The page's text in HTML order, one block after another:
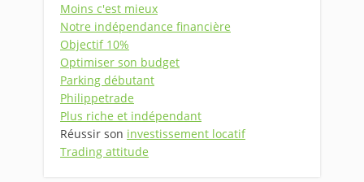
Moins c'est mieux
Notre indépendance financière
Objectif 10%
Optimiser son budget
Parking débutant
Philippetrade
Plus riche et indépendant
Réussir son investissement locatif
Trading attitude